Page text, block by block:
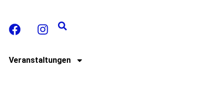
Veranstaltungen